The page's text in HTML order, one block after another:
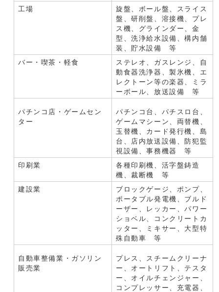
工場
旋盤、ボール盤、スライス
盤、研削盤、溶接機、プレ
ス機、グラインダー、金
型、洗浄給水設備、構内舗
装、貯水設備 等
バー・喫茶・軽食
ステレオ、ガスレンジ、自
動食器洗浄器、製氷機、エ
レクトーン等の楽器、ミラ
ーボール、放送設備 等
パチンコ店・ゲームセン
ター
パチンコ台、パチスロ台、
ゲームマシーン、両替機、
玉替機、カード発行機、島
台、店内放送設備、防犯監
視設備、事務機器 等
印刷業
各種印刷機、活字盤鋳造
機、裁断機 等
建設業
ブロックゲージ、ポンプ、
ポータブル発電機、ブルド
ーザー、レッカー、パワー
ショベル、コンクリートカ
ッター、ミキサー、大型特
殊自動車 等
自動車整備業・ガソリン
販売業
プレス、スチームクリーナ
ー、オートリフト、テスタ
ー、オイルチェンジャー、
コンプレッサー、充電器、